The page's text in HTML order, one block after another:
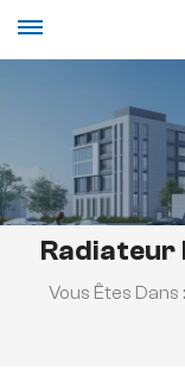
Radiateur
Vous Êtes Dans :